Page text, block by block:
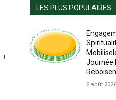
1
LES PLUS POPULAIRES
Journée
6 août